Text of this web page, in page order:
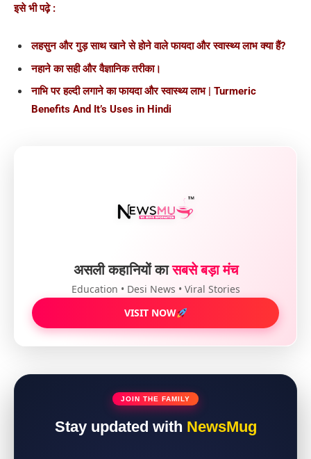
इसे भी पढ़े :
लहसुन और गुड़ साथ खाने से होने वाले फायदा और स्वास्थ्य लाभ क्या‌ हैं?
नहाने का सही और वैज्ञानिक तरीका।
नाभि पर हल्दी लगाने का फायदा और स्वास्थ्य लाभ | Turmeric
Benefits And It’s Uses in Hindi
असली कहानियों कासबसे बड़ा मंच
Education • Desi News • Viral Stories
VISIT NOW
JOIN THE FAMILY
Stay updated with NewsMug